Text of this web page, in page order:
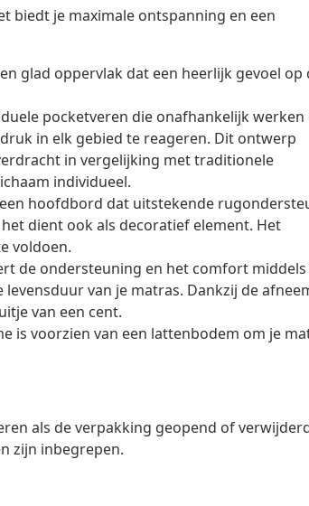
biedt je maximale ontspanning en een
glad oppervlak dat een heerlijk gevoel op
pocketveren die onafhankelijk werken
in elk gebied te reageren. Dit ontwerp
in vergelijking met traditionele
individueel.
hoofdbord dat uitstekende
dient ook als decoratief element. Het
voldoen.
de ondersteuning en het comfort
van je matras. Dankzij de
van een cent.
is voorzien van een lattenbodem om je
als de verpakking geopend of
zijn inbegrepen.